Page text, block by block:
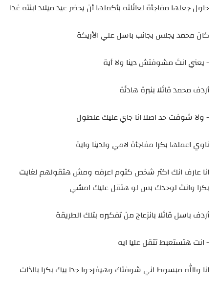
حاول جعلها مفاجأة لعائلته بأكملها أن يحضر عيد ميلاد ابنته غدا
كان محمد يجلس بجانب باسل علي الأريكة
- يعني انتَ مشوفتش دينا ولا أية
أردف محمد قائلا بنبرة هادئة
- ولا شوفت حد اصلا انا جاي عليك علطول
ناوي اعملها بكرا مفاجأة لامي ولدينا واية
انا عارف انك اكتر شخص كتوم اعرفه ومش هتقولهم لغايت
بكرا وانتَ لوحدك بس لو هتقل عليك امشي
أردف باسل قائلا بانزعاج من تفكيره بتلك الطريقة
- انت هتستعبط تتقل عليا ايه
انا والله مبسوط اني شوفتك وهيفرحوا جدا بيك بكرا بالذات